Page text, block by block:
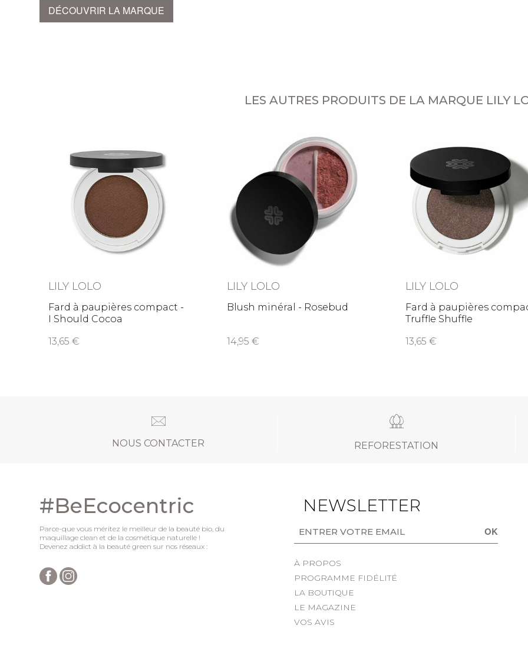
DÉCOUVRIR LA MARQUE
LES AUTRES PRODUITS DE LA MARQUE LILY
LILY LOLO
Fard à paupières compact -
I Should Cocoa
13,65
LILY LOLO
Blush minéral - Rosebud
14,95
LILY LOLO
Fard à paupières
Truffle Shuffle
13,65
NOUS CONTACTER REFORESTATION
#BeEcocentric
Parce-que vous méritez le meilleur de la beauté bio, du
maquillage clean et de la cosmétique naturelle !
Devenez addict à la beauté green sur nos réseaux :
NEWSLETTER
OK
À PROPOS
PROGRAMME FIDÉLITÉ
LA BOUTIQUE
LE MAGAZINE
VOS AVIS